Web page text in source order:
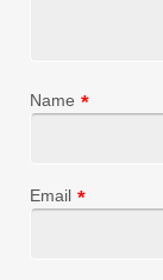
Name *
Email *